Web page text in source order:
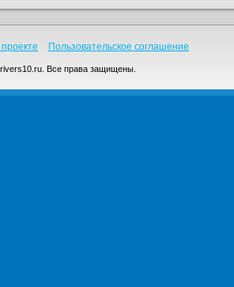
Пользовательское соглашение
Все права защищены.